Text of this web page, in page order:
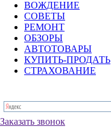
ВОЖДЕНИЕ
СОВЕТЫ
РЕМОНТ
ОБЗОРЫ
АВТОТОВАРЫ
КУПИТЬ-ПРОДАТЬ
СТРАХОВАНИЕ
Заказать звонок